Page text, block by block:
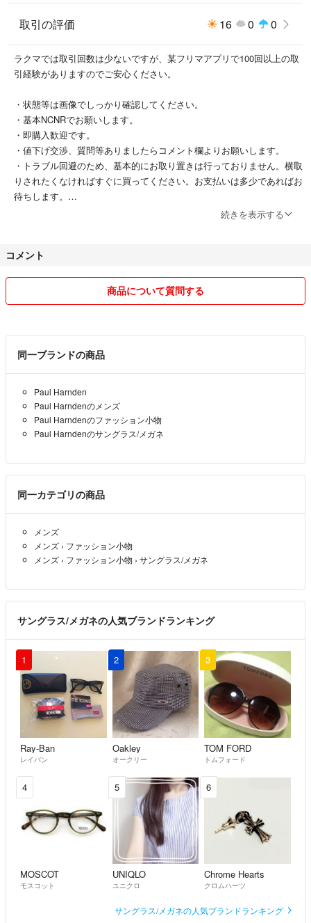
取引の評価 16 0 0
ラクマでは取引回数は少ないですが、某フリマアプリで100回以上の取
引経験がありますのでご安心ください。
・状態等は画像でしっかり確認してください。
・基本NCNRでお願いします。
・即購入歓迎です。
・値下げ交渉、質問等ありましたらコメント欄よりお願いします。
・トラブル回避のため、基本的にお取り置きは行っておりません。横取
りされたくなければすぐに買ってください。お支払いは多少であればお
待ちします。
・基本的にフリマアプリは早いもの勝ちです。出品者側として、なるべ
ジに関するトラブルに関しては異議申し立てをしても基本的には覆りま
・コメ逃げするのは辞めてください。非常識です。
続きを表示する
コメント
商品について質問する
同一ブランドの商品
Paul Harnden
Paul Harndenのメンズ
Paul Harndenのファッション小物
Paul Harndenのサングラス/メガネ
同一カテゴリの商品
メンズ
メンズ › ファッション小物
メンズ › ファッション小物 › サングラス/メガネ
サングラス/メガネの人気ブランドランキング
1
Ray-Ban
レイバン
2
Oakley
オークリー
3
TOM FORD
トムフォード
4
MOSCOT
モスコット
5
UNIQLO
ユニクロ
6
Chrome Hearts
クロムハーツ
サングラス/メガネの人気ブランドランキング